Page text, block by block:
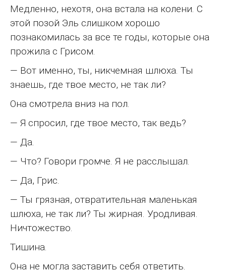
Медленно, нехотя, она встала на колени. С
этой позой Эль слишком хорошо
познакомилась за все те годы, которые она
прожила с Грисом.
— Вот именно, ты, никчемная шлюха. Ты
знаешь, где твое место, не так ли?
Она смотрела вниз на пол.
— Я спросил, где твое место, так ведь?
— Да.
— Что? Говори громче. Я не расслышал.
— Да, Грис.
— Ты грязная, отвратительная маленькая
шлюха, не так ли? Ты жирная. Уродливая.
Ничтожество.
Тишина.
Она не могла заставить себя ответить.